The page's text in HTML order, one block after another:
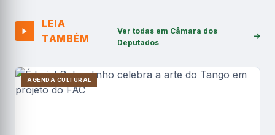
LEIA
TAMBÉM
Ver todas em Câmara dos
Deputados
AGENDA CULTURAL